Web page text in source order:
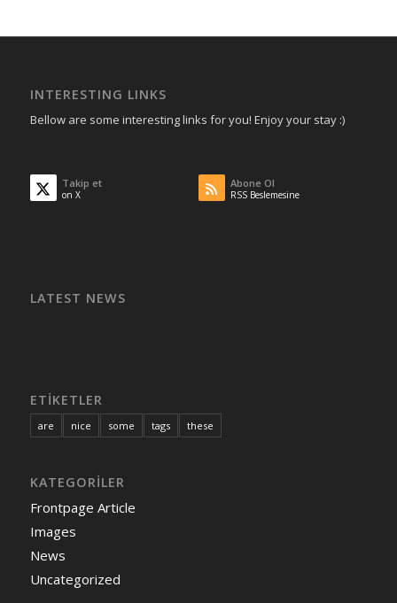
INTERESTING LINKS
Bellow are some interesting links for you! Enjoy your stay :)
Takip et
on X
Abone Ol
RSS Beslemesine
LATEST NEWS
ETIKETLER
are nice some tags these
KATEGORILER
Frontpage Article
Images
News
Uncategorized